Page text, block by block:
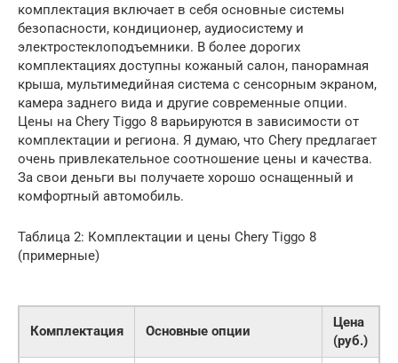
комплектация включает в себя основные системы
безопасности, кондиционер, аудиосистему и
электростеклоподъемники. В более дорогих
комплектациях доступны кожаный салон, панорамная
крыша, мультимедийная система с сенсорным экраном,
камера заднего вида и другие современные опции.
Цены на Chery Tiggo 8 варьируются в зависимости от
комплектации и региона. Я думаю, что Chery предлагает
очень привлекательное соотношение цены и качества.
За свои деньги вы получаете хорошо оснащенный и
комфортный автомобиль.
Таблица 2: Комплектации и цены Chery Tiggo 8
(примерные)
Комплектация Основные опции
Цена
(руб.)